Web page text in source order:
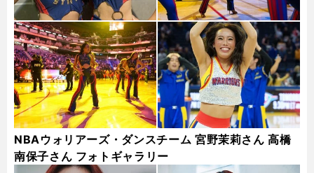
NBAウォリアーズ・ダンスチーム 宮野茉莉さん 高橋
南保子さん フォトギャラリー